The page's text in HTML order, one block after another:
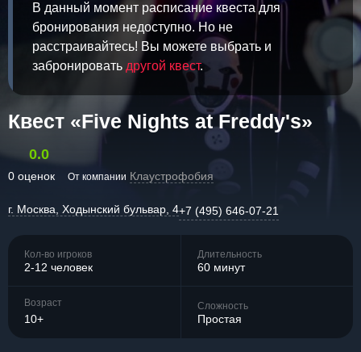
В данный момент расписание квеста для
бронирования недоступно. Но не
расстраивайтесь! Вы можете выбрать и
забронировать другой квест.
Квест «Five Nights at Freddy's»
0.0
0 оценок От компании Клаустрофобия
г. Москва, Ходынский бульвар, 4+7 (495) 646-07-21
Кол-во игроков
2-12 человек
Длительность
60 минут
Возраст
10+
Сложность
Простая